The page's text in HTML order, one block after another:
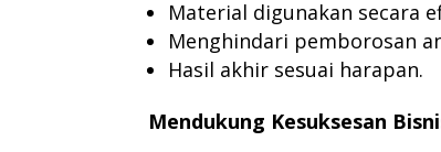
Material digunakan secara
Menghindari pemborosan
Hasil akhir sesuai harapan.
Mendukung Kesuksesan